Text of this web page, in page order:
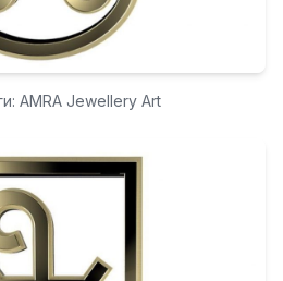
AMRA Jewellery Art